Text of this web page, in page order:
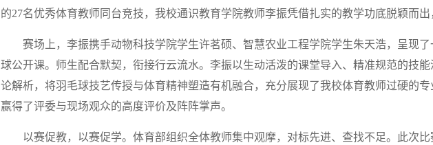
的27名优秀体育教师同台竞技，我校通识教育学院教师李振凭借扎实的教学功底脱颖而出
赛场上，李振携手动物科技学院学生许茗硕、智慧农业工程学院学生朱天浩，呈现
球公开课。师生配合默契，衔接行云流水。李振以生动活泼的课堂导入、精准规范的技
论解析，将羽毛球技艺传授与体育精神塑造有机融合，充分展现了我校体育教师过硬的专
赢得了评委与现场观众的高度评价及阵阵掌声。
以赛促教，以赛促学。体育部组织全体教师集中观摩，对标先进、查找不足。此次